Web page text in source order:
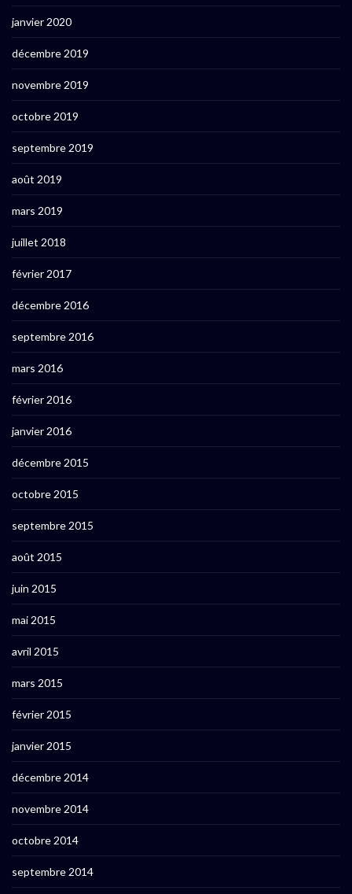
janvier 2020
décembre 2019
novembre 2019
octobre 2019
septembre 2019
août 2019
mars 2019
juillet 2018
février 2017
décembre 2016
septembre 2016
mars 2016
février 2016
janvier 2016
décembre 2015
octobre 2015
septembre 2015
août 2015
juin 2015
mai 2015
avril 2015
mars 2015
février 2015
janvier 2015
décembre 2014
novembre 2014
octobre 2014
septembre 2014